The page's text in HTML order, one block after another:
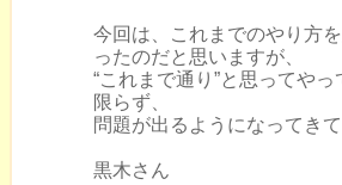
今回は、これまでのやり方
ったのだと思いますが、
“これまで通り”と思ってや
限らず、
問題が出るようになってき
黒木さん